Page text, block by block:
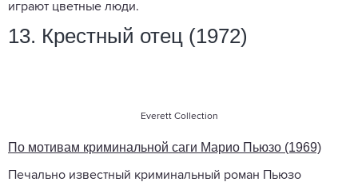
играют цветные люди.
13. Крестный отец (1972)
Everett Collection
По мотивам криминальной саги Марио Пьюзо (1969)
Печально известный криминальный роман Пьюзо